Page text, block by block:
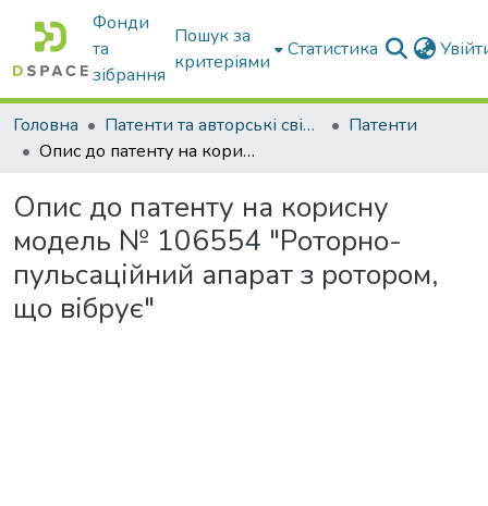
Фонди
та
зібрання
Пошук за
критеріями
Статистика
Головна Патенти та авторські свідоцтва
Патенти
Опис до патенту на корисну модель № 106554 "Роторно-пульсаційний апарат з ротором, що вібрує"
Опис до патенту на корисну
модель № 106554 "Роторно-
пульсаційний апарат з ротором,
що вібрує"